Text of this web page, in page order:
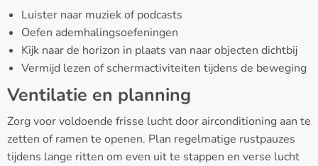
Luister naar muziek of podcasts
Oefen ademhalingsoefeningen
Kijk naar de horizon in plaats van naar objecten dichtbij
Vermijd lezen of schermactiviteiten tijdens de beweging
Ventilatie en planning
Zorg voor voldoende frisse lucht door airconditioning aan te
zetten of ramen te openen. Plan regelmatige rustpauzes
tijdens lange ritten om even uit te stappen en verse lucht